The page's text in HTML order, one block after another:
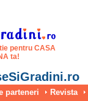
pentru CASA
ta!
parteneri Revista